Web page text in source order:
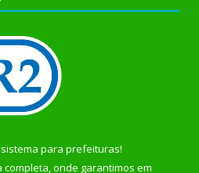
sistema para prefeituras!
completa, onde garantimos em